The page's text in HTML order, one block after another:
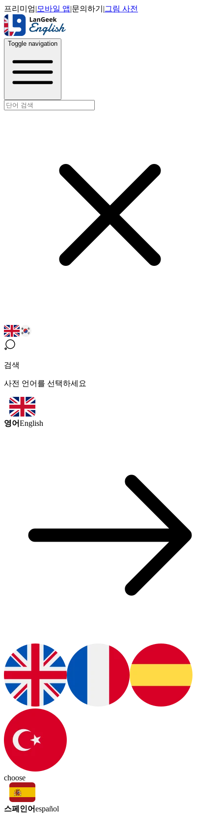
프리미엄| 모바일 앱|문의하기 |그림 사전
Toggle navigation
검색
사전 언어를 선택하세요
영어English
choose
스페인어español